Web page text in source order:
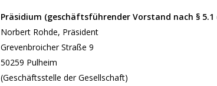
Präsidium (geschäftsführender Vorstand nach § 5.1
Norbert Rohde, Präsident
Grevenbroicher Straße 9
50259 Pulheim
(Geschäftsstelle der Gesellschaft)